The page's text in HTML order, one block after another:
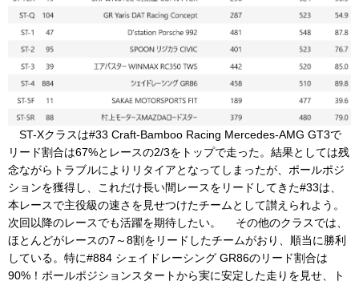
ST-Xクラスは#33 Craft-Bamboo Racing Mercedes-AMG GT3で
リード割合は67%とレースの2/3をトップで走った。結果としては残
念ながらトラブルによりリタイアとなってしまったが、ポールポジ
ションを獲得し、これだけ長い間レースをリードしてきた#33は、
本レースで主役級の速さを見せつけたチームとして讃えられよう。
次回以降のレースでも活躍を期待したい。 その他のクラスでは、
ほとんどがレースの7～8割をリードしたチームがおり、順当に勝利
している。特に#884 シェイドレーシング GR86のリード割合は
90%！ポールポジションスタートから実に安定した走りを見せ、ト